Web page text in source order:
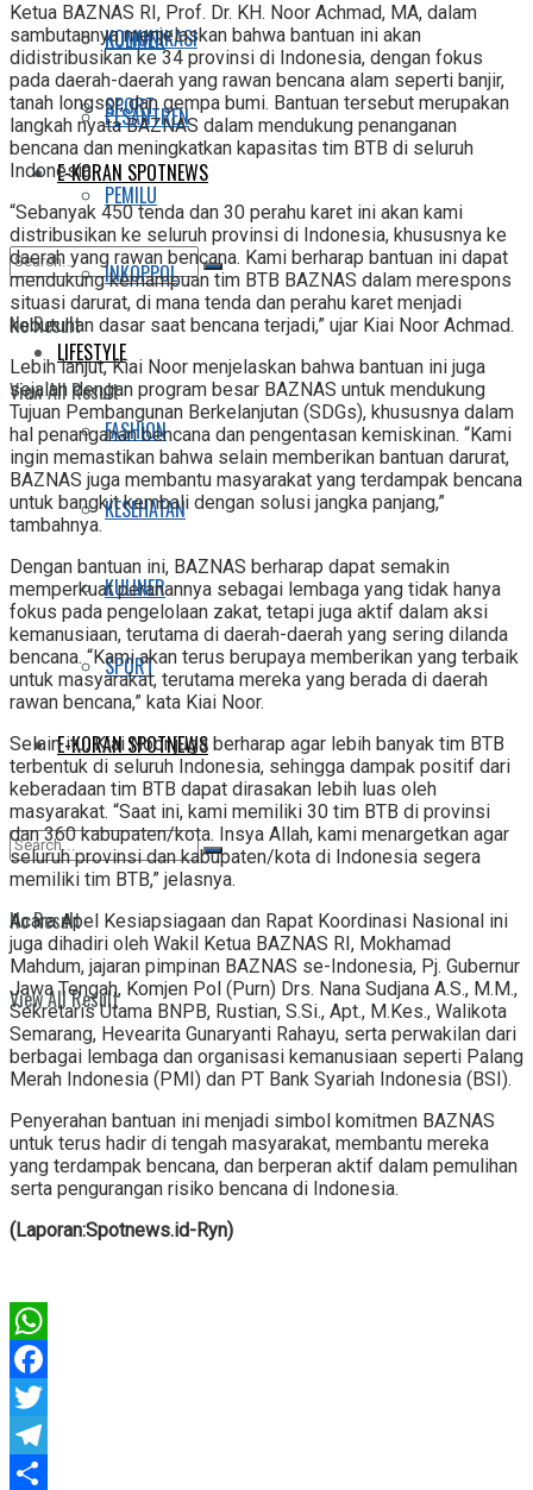
KULINER
SPORT
E-KORAN SPOTNEWS
No Result
View All Result
KOMUNIKASI
PESANTREN
PEMILU
INKOPPOL
LIFESTYLE
FASHION
KESEHATAN
KULINER
SPORT
E-KORAN SPOTNEWS
No Result
View All Result
Ketua BAZNAS RI, Prof. Dr. KH. Noor Achmad, MA, dalam
sambutannya menjelaskan bahwa bantuan ini akan
didistribusikan ke 34 provinsi di Indonesia, dengan fokus
pada daerah-daerah yang rawan bencana alam seperti banjir,
tanah longsor, dan gempa bumi. Bantuan tersebut merupakan
langkah nyata BAZNAS dalam mendukung penanganan
bencana dan meningkatkan kapasitas tim BTB di seluruh
Indonesia.
“Sebanyak 450 tenda dan 30 perahu karet ini akan kami
distribusikan ke seluruh provinsi di Indonesia, khususnya ke
daerah yang rawan bencana. Kami berharap bantuan ini dapat
mendukung kemampuan tim BTB BAZNAS dalam merespons
situasi darurat, di mana tenda dan perahu karet menjadi
kebutuhan dasar saat bencana terjadi,” ujar Kiai Noor Achmad.
Lebih lanjut, Kiai Noor menjelaskan bahwa bantuan ini juga
sejalan dengan program besar BAZNAS untuk mendukung
Tujuan Pembangunan Berkelanjutan (SDGs), khususnya dalam
hal penanganan bencana dan pengentasan kemiskinan. “Kami
ingin memastikan bahwa selain memberikan bantuan darurat,
BAZNAS juga membantu masyarakat yang terdampak bencana
untuk bangkit kembali dengan solusi jangka panjang,”
tambahnya.
Dengan bantuan ini, BAZNAS berharap dapat semakin
memperkuat peranannya sebagai lembaga yang tidak hanya
fokus pada pengelolaan zakat, tetapi juga aktif dalam aksi
kemanusiaan, terutama di daerah-daerah yang sering dilanda
bencana. “Kami akan terus berupaya memberikan yang terbaik
untuk masyarakat, terutama mereka yang berada di daerah
rawan bencana,” kata Kiai Noor.
Selain itu, Kiai Noor juga berharap agar lebih banyak tim BTB
terbentuk di seluruh Indonesia, sehingga dampak positif dari
keberadaan tim BTB dapat dirasakan lebih luas oleh
masyarakat. “Saat ini, kami memiliki 30 tim BTB di provinsi
dan 360 kabupaten/kota. Insya Allah, kami menargetkan agar
seluruh provinsi dan kabupaten/kota di Indonesia segera
memiliki tim BTB,” jelasnya.
Acara Apel Kesiapsiagaan dan Rapat Koordinasi Nasional ini
juga dihadiri oleh Wakil Ketua BAZNAS RI, Mokhamad
Mahdum, jajaran pimpinan BAZNAS se-Indonesia, Pj. Gubernur
Jawa Tengah, Komjen Pol (Purn) Drs. Nana Sudjana A.S., M.M.,
Sekretaris Utama BNPB, Rustian, S.Si., Apt., M.Kes., Walikota
Semarang, Hevearita Gunaryanti Rahayu, serta perwakilan dari
berbagai lembaga dan organisasi kemanusiaan seperti Palang
Merah Indonesia (PMI) dan PT Bank Syariah Indonesia (BSI).
Penyerahan bantuan ini menjadi simbol komitmen BAZNAS
untuk terus hadir di tengah masyarakat, membantu mereka
yang terdampak bencana, dan berperan aktif dalam pemulihan
serta pengurangan risiko bencana di Indonesia.
(Laporan:Spotnews.id-Ryn)
WhatsApp
Facebook
Twitter
Telegram